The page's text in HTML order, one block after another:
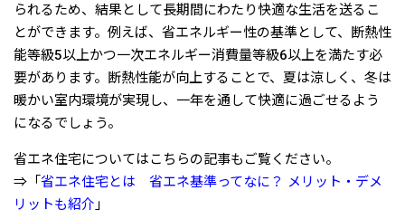
られるため、結果として長期間にわたり快適な生活を送るこ
とができます。例えば、省エネルギー性の基準として、断熱性
能等級5以上かつ一次エネルギー消費量等級6以上を満たす必
要があります。断熱性能が向上することで、夏は涼しく、冬は
暖かい室内環境が実現し、一年を通して快適に過ごせるよう
になるでしょう。
省エネ住宅についてはこちらの記事もご覧ください。
⇒「 省エネ住宅とは 省エネ基準ってなに？ メリット・デメ
リットも紹介 」